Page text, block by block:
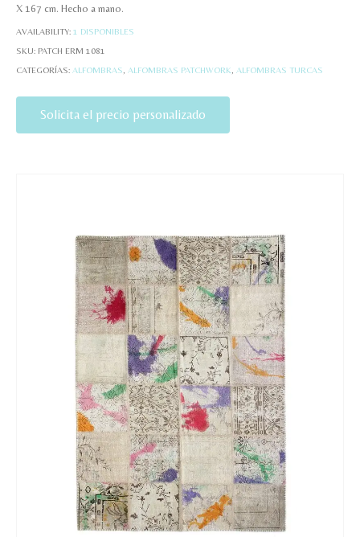
X 167 cm. Hecho a mano.
AVAILABILITY: 1 DISPONIBLES
SKU: PATCH ERM 1081
CATEGORÍAS: ALFOMBRAS ALFOMBRAS PATCHWORK ALFOMBRAS TURCAS
Solicita el precio personalizado